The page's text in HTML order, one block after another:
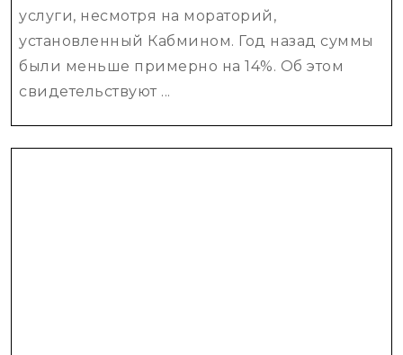
и
платить
за
услуги, несмотря на мораторий,
установленный Кабмином. Год назад суммы
были меньше примерно на 14%. Об этом
свидетельствуют ...